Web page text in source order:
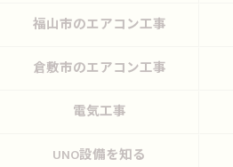
福山市のエアコン工事
倉敷市のエアコン工事
電気工事
UNO設備を知る